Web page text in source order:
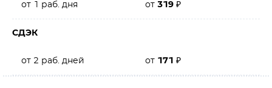
от 1 раб. дня от 319 ₽
СДЭК
от 2 раб. дней от 171 ₽